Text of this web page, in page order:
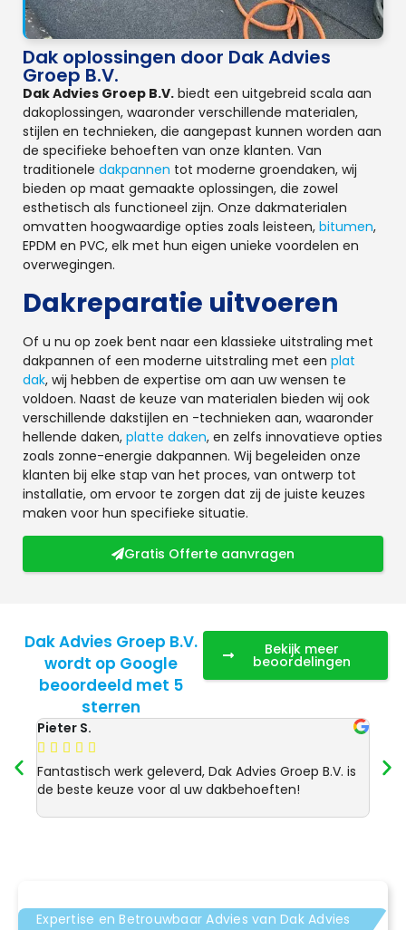
Dak oplossingen door Dak Advies
Groep B.V.
Dak Advies Groep B.V. biedt een uitgebreid scala aan
dakoplossingen, waaronder verschillende materialen,
stijlen en technieken, die aangepast kunnen worden aan
de specifieke behoeften van onze klanten. Van
traditionele dakpannen tot moderne groendaken, wij
bieden op maat gemaakte oplossingen, die zowel
esthetisch als functioneel zijn. Onze dakmaterialen
omvatten hoogwaardige opties zoals leisteen, bitumen,
EPDM en PVC, elk met hun eigen unieke voordelen en
overwegingen.
Dakreparatie uitvoeren
Of u nu op zoek bent naar een klassieke uitstraling met
dakpannen of een moderne uitstraling met een plat
dak, wij hebben de expertise om aan uw wensen te
voldoen. Naast de keuze van materialen bieden wij ook
verschillende dakstijlen en -technieken aan, waaronder
hellende daken, platte daken, en zelfs innovatieve opties
zoals zonne-energie dakpannen. Wij begeleiden onze
klanten bij elke stap van het proces, van ontwerp tot
installatie, om ervoor te zorgen dat zij de juiste keuzes
maken voor hun specifieke situatie.
Gratis Offerte aanvragen
Dak Advies Groep B.V.
wordt op Google
beoordeeld met 5
sterren
Bekijk meer
beoordelingen
Pieter S.
    
Fantastisch werk geleverd, Dak Advies Groep B.V. is
de beste keuze voor al uw dakbehoeften!
Expertise en Betrouwbaar Advies van Dak Advies